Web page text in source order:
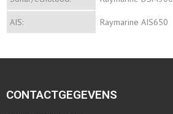
AIS: Raymarine AIS650
CONTACTGEGEVENS